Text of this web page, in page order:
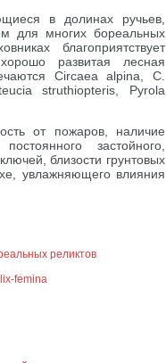
в долинах ручьев,
для многих бореальных
благоприятствует
развитая лесная
Circaea alpina, С.
struthiopteris, Pyrola
от пожаров, наличие
застойного,
близости грунтовых
увлажняющего влияния
реликтов
femina